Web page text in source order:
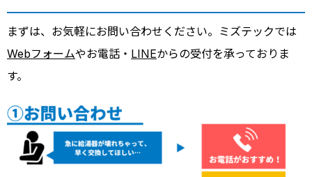
まずは、お気軽にお問い合わせください。ミズテックでは
Webフォームやお電話・ LINEからの受付を承っておりま
す。